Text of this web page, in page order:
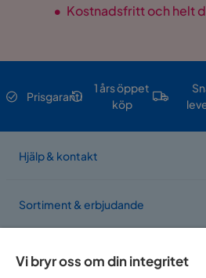
• Kostnadsfritt och helt
Prisgaranti
1 års öppet
köp
Hjälp & kontakt
Sortiment & erbjudande
Vi bryr oss om din integritet